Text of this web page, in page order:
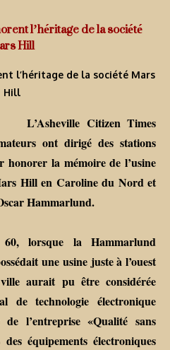
l’héritage de la société
Hill
l’héritage de la société Mars
Hill
L’Asheville Citizen Times
ont dirigé des stations
honorer la mémoire de l’usine
Hill en Caroline du Nord et
Hammarlund.
lorsque la Hammarlund
une usine juste à l’ouest
aurait pu être considérée
de technologie électronique
l’entreprise «Qualité sans
équipements électroniques